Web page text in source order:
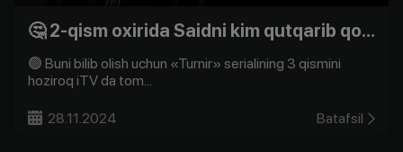
🤔 2-qism oxirida Saidni kim qutqarib qoldi?
🟢 Buni bilib olish uchun «Turnir» serialining 3 qismini
hoziroq iTV da tom...
28.11.2024 Batafsil